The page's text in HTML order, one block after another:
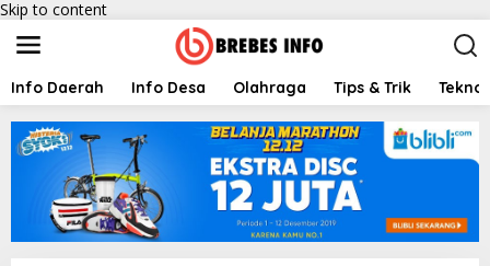
Skip to content
Info Daerah Info Desa Olahraga Tips & Trik